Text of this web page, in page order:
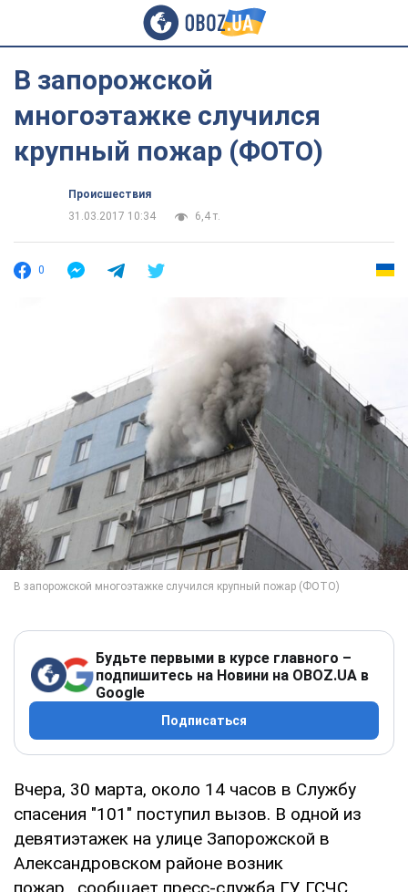
В запорожской
многоэтажке случился
крупный пожар (ФОТО)
Происшествия
31.03.2017 10:34
6,4 т.
0
Будьте первыми в курсе главного –
подпишитесь на Новини на OBOZ.UA в
Google
Подписаться
Вчера, 30 марта, около 14 часов в Службу
спасения "101" поступил вызов. В одной из
девятиэтажек на улице Запорожской в
Александровском районе возник
пожар, сообщает пресс-служба ГУ ГСЧС